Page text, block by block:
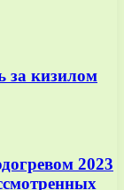
за кизилом
2023